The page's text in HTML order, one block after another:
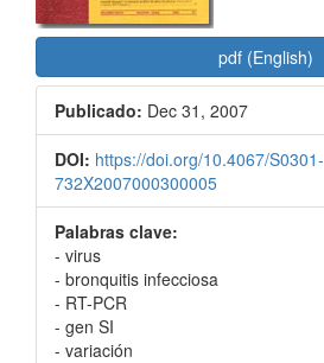
pdf (English)
Publicado: Dec 31, 2007
DOI: https://doi.org/10.4067/S0301-
732X2007000300005
Palabras clave:
- virus
- bronquitis infecciosa
- RT-PCR
- gen SI
- variación